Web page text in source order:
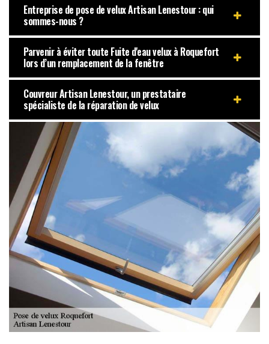
Entreprise de pose de velux Artisan Lenestour : qui
sommes-nous ?
Parvenir à éviter toute Fuite d'eau velux à Roquefort
lors d’un remplacement de la fenêtre
Couvreur Artisan Lenestour, un prestataire
spécialiste de la réparation de velux